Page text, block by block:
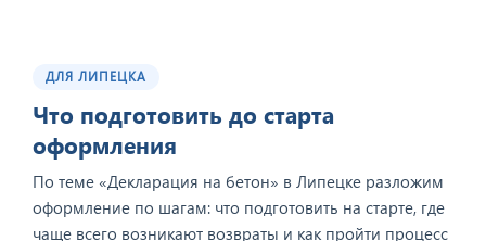
ДЛЯ ЛИПЕЦКА
Что подготовить до старта
оформления
По теме «Декларация на бетон» в Липецке разложим
оформление по шагам: что подготовить на старте, где
чаще всего возникают возвраты и как пройти процесс